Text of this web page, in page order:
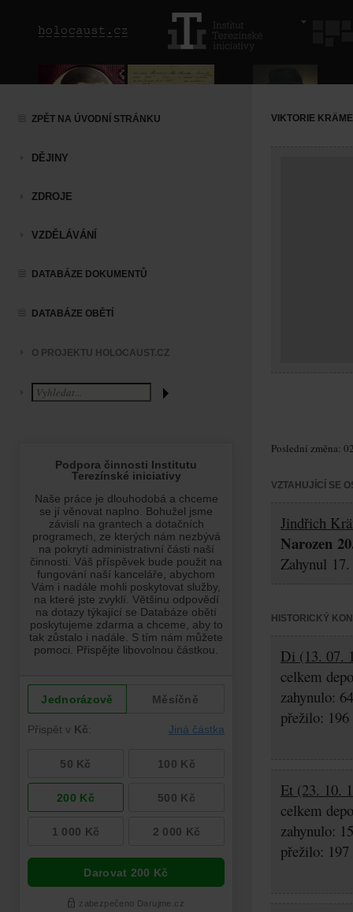
ZPĚT NA ÚVODNÍ STRÁNKU
DĚJINY
ZDROJE
VZDĚLÁVÁNÍ
DATABÁZE DOKUMENTŮ
DATABÁZE OBĚTÍ
O PROJEKTU HOLOCAUST.CZ
VIKTORIE
Poslední změna:
VZTAHUJÍCÍ SE
Jindřich
Narozen
Zahynul
HISTORICKÝ
Di (13. 07.
celkem
zahynulo:
přežilo: 196
Et (23. 10.
celkem
zahynulo:
přežilo: 197